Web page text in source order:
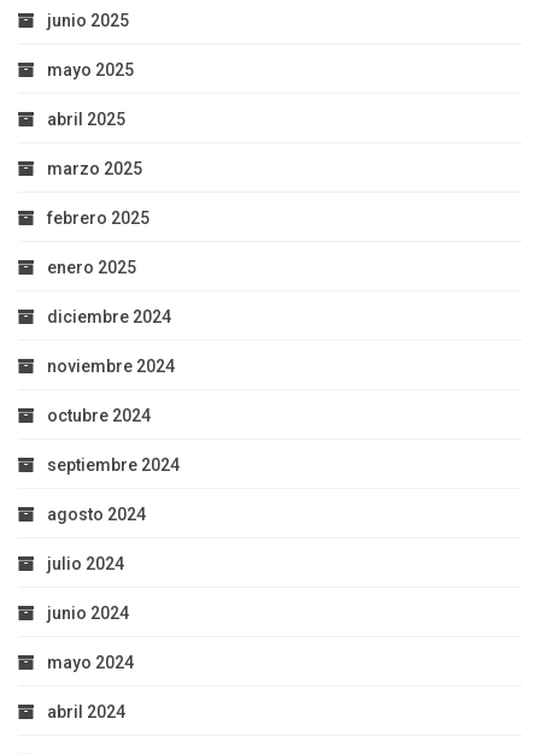
junio 2025
mayo 2025
abril 2025
marzo 2025
febrero 2025
enero 2025
diciembre 2024
noviembre 2024
octubre 2024
septiembre 2024
agosto 2024
julio 2024
junio 2024
mayo 2024
abril 2024